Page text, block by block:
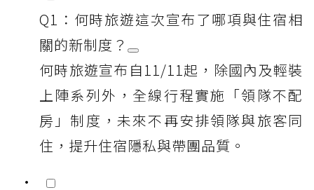
Q1：何時旅遊這次宣布了哪項與住宿相
關的新制度？
何時旅遊宣布自11/11起，除國內及輕裝
上陣系列外，全線行程實施「領隊不配
房」制度，未來不再安排領隊與旅客同
住，提升住宿隱私與帶團品質。